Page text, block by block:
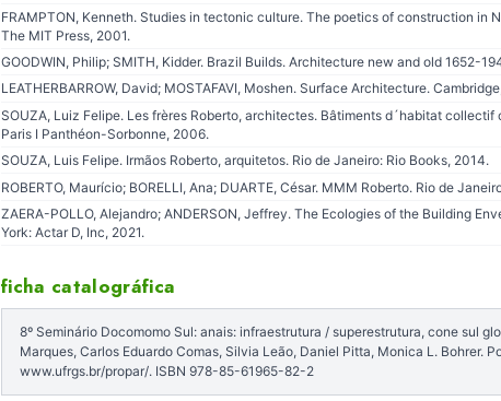
FRAMPTON, Kenneth. Studies in tectonic culture. The poetics of construction
The MIT Press, 2001.
GOODWIN, Philip; SMITH, Kidder. Brazil Builds. Architecture new and old 1652-
LEATHERBARROW, David; MOSTAFAVI, Moshen. Surface Architecture.
SOUZA, Luiz Felipe. Les frères Roberto, architectes. Bâtiments d´habitat
Paris I Panthéon-Sorbonne, 2006.
SOUZA, Luis Felipe. Irmãos Roberto, arquitetos. Rio de Janeiro: Rio Books, 2014.
ROBERTO, Maurício; BORELLI, Ana; DUARTE, César. MMM Roberto. Rio de
ZAERA-POLLO, Alejandro; ANDERSON, Jeffrey. The Ecologies of the Building
York: Actar D, Inc, 2021.
ficha catalográfica
8º Seminário Docomomo Sul: anais: infraestrutura / superestrutura, cone sul
Marques, Carlos Eduardo Comas, Silvia Leão, Daniel Pitta, Monica L. Bohrer.
www.ufrgs.br/propar/. ISBN 978-85-61965-82-2